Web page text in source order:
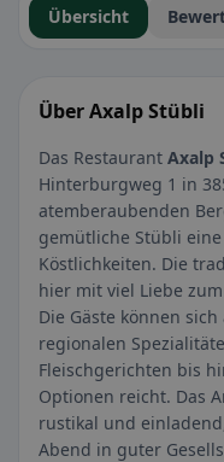
Übersicht
Über Axalp Stübli
Das Restaurant Axalp
Hinterburgweg 1 in
atemberaubenden
gemütliche Stübli
Köstlichkeiten. Die
hier mit viel Liebe
Die Gäste können
regionalen
Fleischgerichten bis
Optionen reicht. Das
rustikal und
Abend in guter